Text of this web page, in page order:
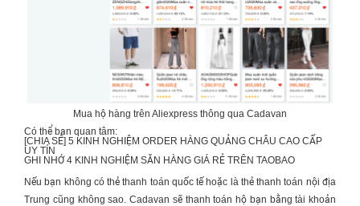
Mua hộ hàng trên Aliexpress thông qua Cadavan
Có thể bạn quan tâm:
[CHIA SẺ] 5 KINH NGHIỆM ORDER HÀNG QUẢNG CHÂU CAO CẤP
UY TÍN
GHI NHỚ 4 KINH NGHIỆM SĂN HÀNG GIÁ RẺ TRÊN TAOBAO
Nếu bạn không có thẻ thanh toán quốc tế hoặc là thẻ thanh toán nội địa
Trung cũng không sao. Cadavan sẽ thanh toán hộ bạn bằng tài khoản